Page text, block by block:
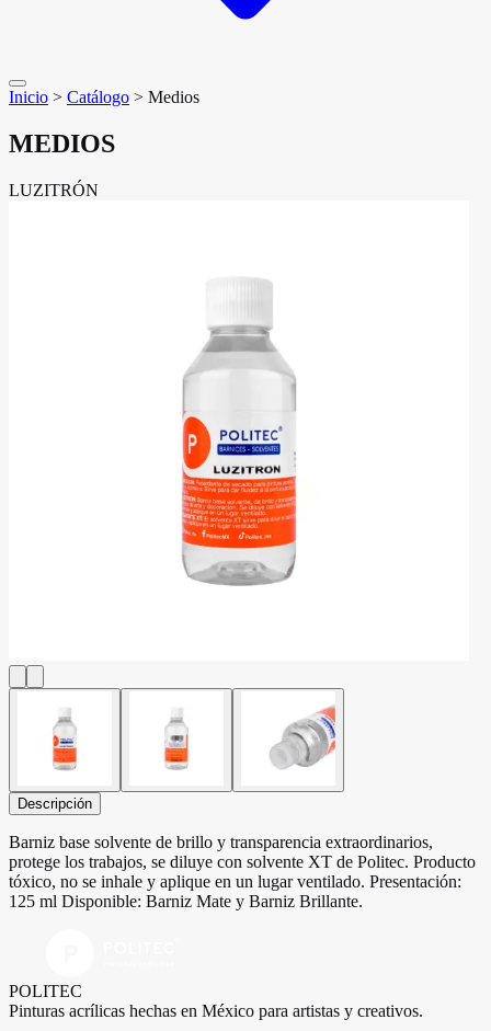
Inicio > Catálogo > Medios
MEDIOS
LUZITRÓN
Descripción
Barniz base solvente de brillo y transparencia extraordinarios,
protege los trabajos, se diluye con solvente XT de Politec. Producto
tóxico, no se inhale y aplique en un lugar ventilado. Presentación:
125 ml Disponible: Barniz Mate y Barniz Brillante.
POLITEC
Pinturas acrílicas hechas en México para artistas y creativos.